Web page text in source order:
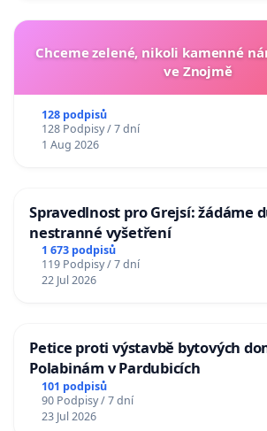
Chceme zelené, nikoli kamenné
ve Znojmě
128 podpisů
128 Podpisy / 7 dní
1 Aug 2026
Spravedlnost pro Grejsí: žádáme
nestranné vyšetření
1 673 podpisů
119 Podpisy / 7 dní
22 Jul 2026
Petice proti výstavbě bytových
Polabinám v Pardubicích
101 podpisů
90 Podpisy / 7 dní
23 Jul 2026